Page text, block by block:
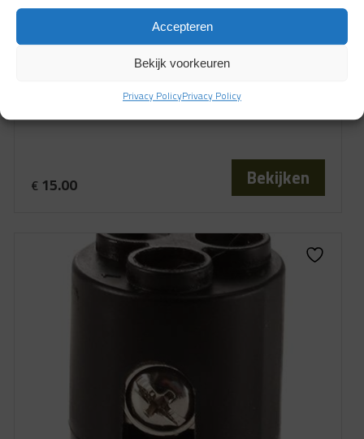
Accepteren
Bekijk voorkeuren
Privacy PolicyPrivacy Policy
MotorGuide 5 Speed Hand Switch
€ 15.00 Bekijken